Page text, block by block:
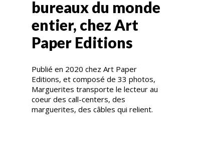
bureaux du monde
entier, chez Art
Paper Editions
Publié en 2020 chez Art Paper
Editions, et composé de 33 photos,
Marguerites transporte le lecteur au
coeur des call-centers, des
marguerites, des câbles qui relient.